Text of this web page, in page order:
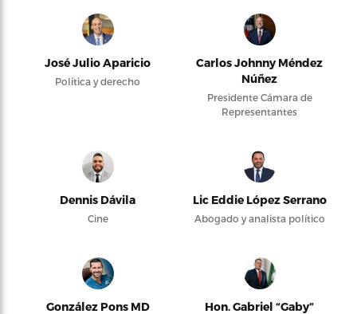
José Julio Aparicio
Política y derecho
Carlos Johnny Méndez
Núñez
Presidente Cámara de
Representantes
Dennis Dávila
Cine
Lic Eddie López Serrano
Abogado y analista político
González Pons MD
Hon. Gabriel “Gaby”